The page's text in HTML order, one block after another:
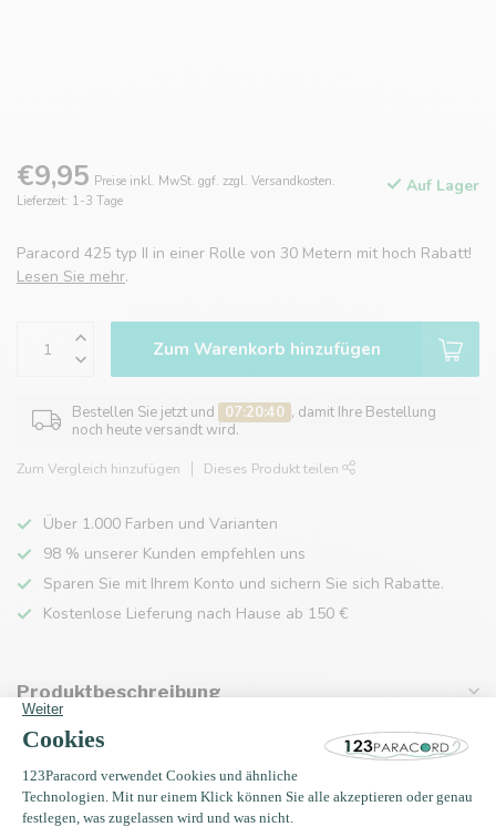
€9,95 Preise inkl. MwSt. ggf. zzgl. Versandkosten.
Lieferzeit: 1-3 Tage
Auf Lager
Paracord 425 typ II in einer Rolle von 30 Metern mit hoch Rabatt!
Lesen Sie mehr.
Zum Warenkorb hinzufügen
Bestellen Sie jetzt und 07:20:40 , damit Ihre Bestellung
noch heute versandt wird.
Zum Vergleich hinzufügen Dieses Produkt teilen
Über 1.000 Farben und Varianten
98 % unserer Kunden empfehlen uns
Sparen Sie mit Ihrem Konto und sichern Sie sich Rabatte.
Kostenlose Lieferung nach Hause ab 150 €
Produktbeschreibung
Eigenschaften